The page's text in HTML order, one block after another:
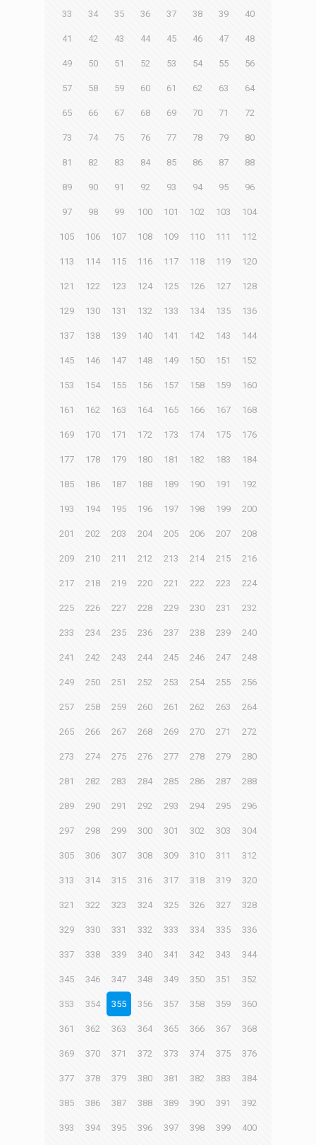
33 34 35 36 37 38 39 40
41 42 43 44 45 46 47 48
49 50 51 52 53 54 55 56
57 58 59 60 61 62 63 64
65 66 67 68 69 70 71 72
73 74 75 76 77 78 79 80
81 82 83 84 85 86 87 88
89 90 91 92 93 94 95 96
97 98 99 100 101 102 103 104
105 106 107 108 109 110 111 112
113 114 115 116 117 118 119 120
121 122 123 124 125 126 127 128
129 130 131 132 133 134 135 136
137 138 139 140 141 142 143 144
145 146 147 148 149 150 151 152
153 154 155 156 157 158 159 160
161 162 163 164 165 166 167 168
169 170 171 172 173 174 175 176
177 178 179 180 181 182 183 184
185 186 187 188 189 190 191 192
193 194 195 196 197 198 199 200
201 202 203 204 205 206 207 208
209 210 211 212 213 214 215 216
217 218 219 220 221 222 223 224
225 226 227 228 229 230 231 232
233 234 235 236 237 238 239 240
241 242 243 244 245 246 247 248
249 250 251 252 253 254 255 256
257 258 259 260 261 262 263 264
265 266 267 268 269 270 271 272
273 274 275 276 277 278 279 280
281 282 283 284 285 286 287 288
289 290 291 292 293 294 295 296
297 298 299 300 301 302 303 304
305 306 307 308 309 310 311 312
313 314 315 316 317 318 319 320
321 322 323 324 325 326 327 328
329 330 331 332 333 334 335 336
337 338 339 340 341 342 343 344
345 346 347 348 349 350 351 352
353 354 355 356 357 358 359 360
361 362 363 364 365 366 367 368
369 370 371 372 373 374 375 376
377 378 379 380 381 382 383 384
385 386 387 388 389 390 391 392
393 394 395 396 397 398 399 400